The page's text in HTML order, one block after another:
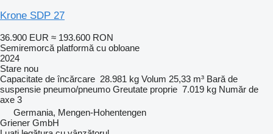
Krone SDP 27
36.900 EUR ≈ 193.600 RON
Semiremorcă platformă cu obloane
2024
Stare nou
Capacitate de încărcare 28.981 kg Volum 25,33 m³ Bară de
suspensie pneumo/pneumo Greutate proprie 7.019 kg Număr de
axe 3
Germania, Mengen-Hohentengen
Griener GmbH